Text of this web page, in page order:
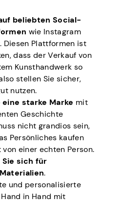
beliebten Social-
wie Instagram
Diesen Plattformen ist
dass der Verkauf von
Kunsthandwerk so
stellen Sie sicher,
nutzen.
starke Marke mit
Geschichte
nicht grandios sein,
Persönliches kaufen
einer echten Person.
sich für
.
und personalisierte
in Hand mit